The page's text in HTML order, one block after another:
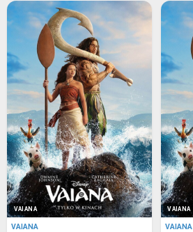
VAIANA
VAIANA
VAIANA
VAIANA